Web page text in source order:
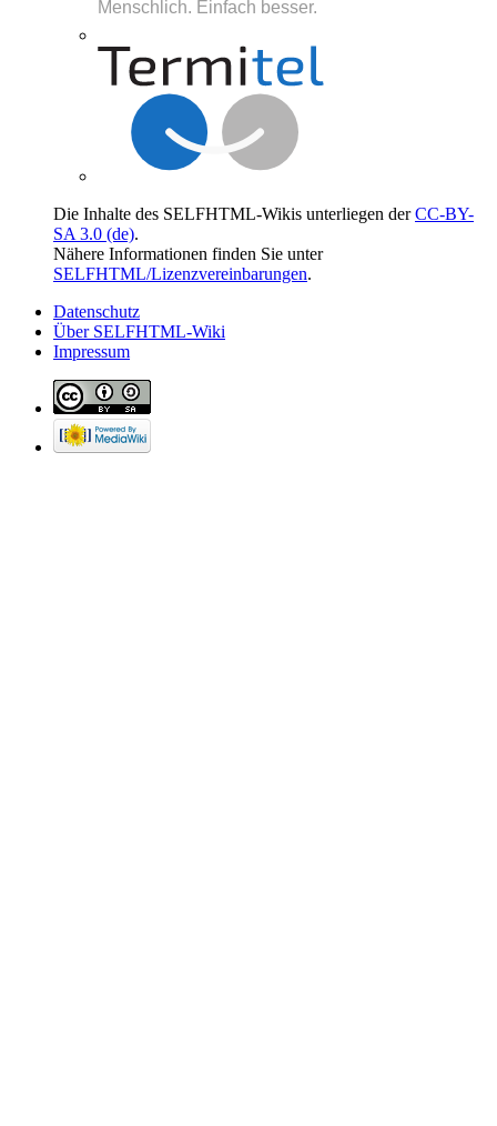
Die Inhalte des SELFHTML-Wikis unterliegen derCC-BY-
SA 3.0 (de).
Nähere Informationen finden Sie unter
SELFHTML/Lizenzvereinbarungen.
Datenschutz
Über SELFHTML-Wiki
Impressum